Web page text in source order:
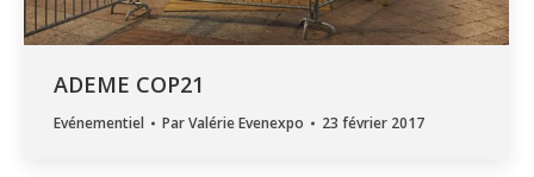
ADEME COP21
Evénementiel ParValérie Evenexpo 23 février 2017